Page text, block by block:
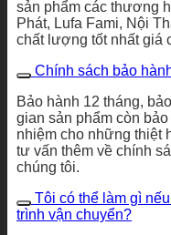
sản phẩm các thương
Phát, Lufa Fami, Nội
chất lượng tốt nhất giá
Chính sách bảo
Bảo hành 12 tháng,
gian sản phẩm còn
nhiệm cho những thiệt
tư vấn thêm về chính
chúng tôi.
Tôi có thể làm gì
trình vận chuyển?